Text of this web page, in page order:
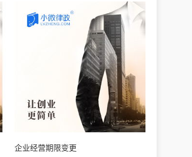
企业经营期限变更